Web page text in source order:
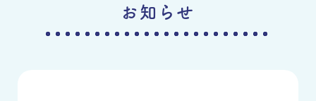
お知らせ